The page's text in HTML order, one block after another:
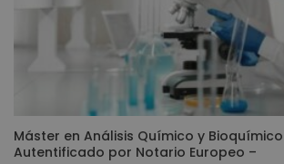
Máster en Análisis Químico y
Autentificado por Notario Europeo –